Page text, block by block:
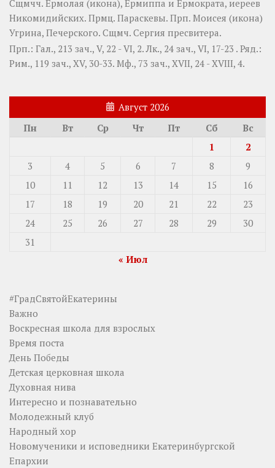
Сщмчч. Ермолая (икона), Ермиппа и Ермократа, иереев
Никомидийских. Прмц. Параскевы. Прп. Моисея (икона)
Угрина, Печерского. Сщмч. Сергия пресвитера.
Прп.: Гал., 213 зач., V, 22 - VI, 2. Лк., 24 зач., VI, 17-23 . Ряд.:
Рим., 119 зач., XV, 30-33. Мф., 73 зач., XVII, 24 - XVIII, 4.
Август 2026
Пн
Вт Ср Чт Пт Сб
Вс
1
2
3
4 5 6 7 8
9
10
11 12 13 14 15
16
17
18 19 20 21 22
23
24
25 26 27 28 29
30
31
« Июл
#ГрадСвятойЕкатерины
Важно
Воскресная школа для взрослых
Время поста
День Победы
Детская церковная школа
Духовная нива
Интересно и познавательно
Молодежный клуб
Народный хор
Новомученики и исповедники Екатеринбургской
Епархии